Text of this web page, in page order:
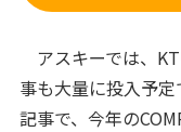
アスキーでは、
事も大量に投入予
記事で、今年の